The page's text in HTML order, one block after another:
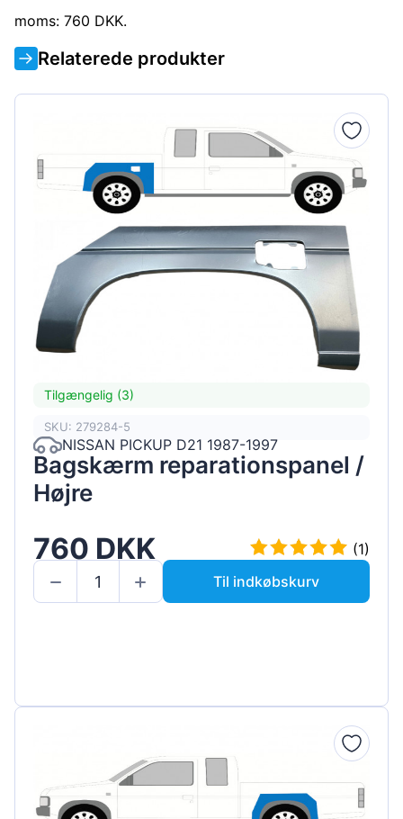
moms: 760 DKK.
Relaterede produkter
Tilgængelig (3)
SKU: 279284-5
NISSAN PICKUP D21 1987-1997
Bagskærm reparationspanel /
Højre
760 DKK
(1)
Til indkøbskurv